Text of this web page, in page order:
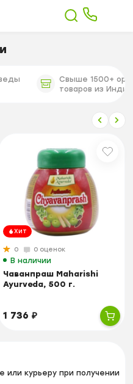
Свыше 1500+
товаров из Индии
Хит
0 0 оценок
В наличии
Чаванпраш Maharishi
Ayurveda, 500 г.
1 736₽
курьеру при получении